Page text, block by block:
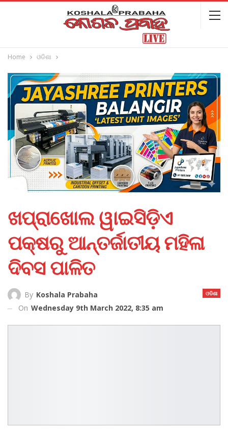
Home ଓଡିଶା
ଖପ୍ରାଖୋଲ ୱାଇସିଡ଼ିଏ
ପକ୍ଷରୁ ଆନ୍ତର୍ଜାତୀୟ ମହିଳା
ଦିବସ ପାଳିତ
ଓଡିଶା
By Koshala Prabaha
On Wednesday 9th March 2022, 8:35 am